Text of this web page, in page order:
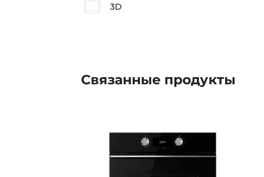
3D
Связанные продукты